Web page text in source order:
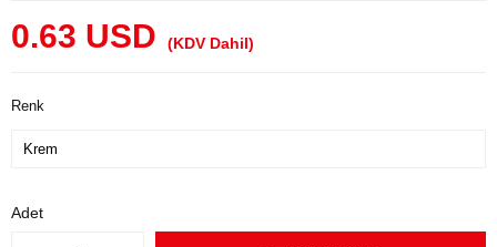
0.63 USD (KDV Dahil)
Renk
Adet